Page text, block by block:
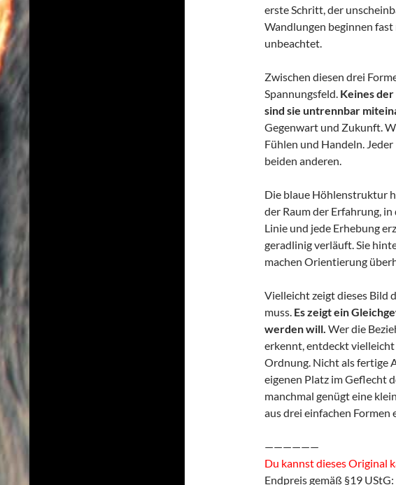
erste Schritt, der
Wandlungen beginnen fast
unbeachtet.
Zwischen diesen drei
Spannungsfeld. Keines
sind sie untrennbar
Gegenwart und Zukunft.
Fühlen und Handeln.
beiden anderen.
Die blaue Höhlenstruktur
der Raum der Erfahrung,
Linie und jede Erhebung
geradlinig verläuft. Sie
machen Orientierung
Vielleicht zeigt dieses Bild
muss. Es zeigt ein
werden will. Wer die
erkennt, entdeckt
Ordnung. Nicht als fertige
eigenen Platz im Geflecht
manchmal genügt eine
aus drei einfachen
——————
Du kannst dieses Original
Endpreis gemäß §19